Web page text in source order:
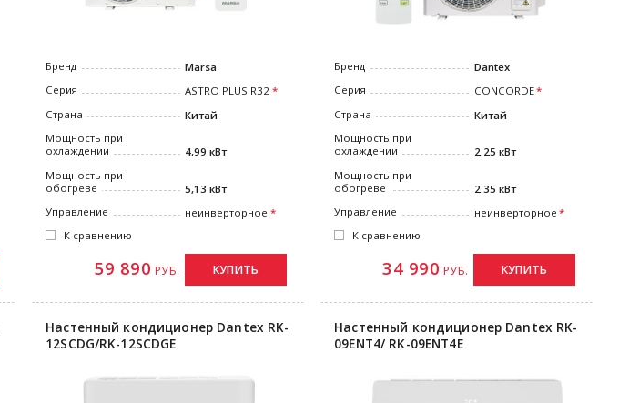
Бренд
Marsa
Серия
ASTRO PLUS R32
Страна
Китай
Мощность при
охлаждении
4,99 кВт
Мощность при
обогреве
5,13 кВт
Управление
неинверторное
К сравнению
59 890 РУБ. КУПИТЬ
Бренд
Dantex
Серия
CONCORDE
Страна
Китай
Мощность при
охлаждении
2.25 кВт
Мощность при
обогреве
2.35 кВт
Управление
неинверторное
К сравнению
34 990 РУБ. КУПИТЬ
Настенный кондиционер Dantex RK-
12SCDG/RK-12SCDGE
Настенный кондиционер Dantex RK-
09ENT4/ RK-09ENT4E